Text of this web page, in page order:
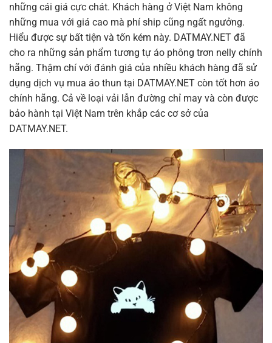
những cái giá cực chát. Khách hàng ở Việt Nam không
những mua với giá cao mà phí ship cũng ngất ngưởng.
Hiểu được sự bất tiện và tốn kém này. DATMAY.NET đã
cho ra những sản phẩm tương tự áo phông trơn nelly chính
hãng. Thậm chí với đánh giá của nhiều khách hàng đã sử
dụng dịch vụ mua áo thun tại DATMAY.NET còn tốt hơn áo
chính hãng. Cả về loại vải lẫn đường chỉ may và còn được
bảo hành tại Việt Nam trên khắp các cơ sở của
DATMAY.NET.